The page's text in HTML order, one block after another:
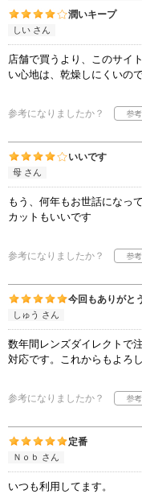
潤いキープ
しい さん
店舗で買うより、このサイ
い心地は、乾燥しにくいの
参考になりましたか？
いいです
母 さん
もう、何年もお世話になっ
カットもいいです
参考になりましたか？
今回もありがと
しゅう さん
数年間レンズダイレクトで
対応です。これからもよろ
参考になりましたか？
定番
Ｎｏｂ さん
いつも利用してます。